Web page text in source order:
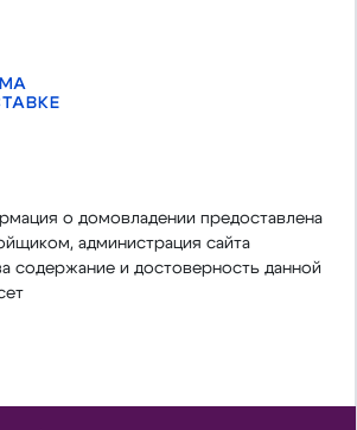
о домовладении предоставлена
администрация сайта
содержание и достоверность данной